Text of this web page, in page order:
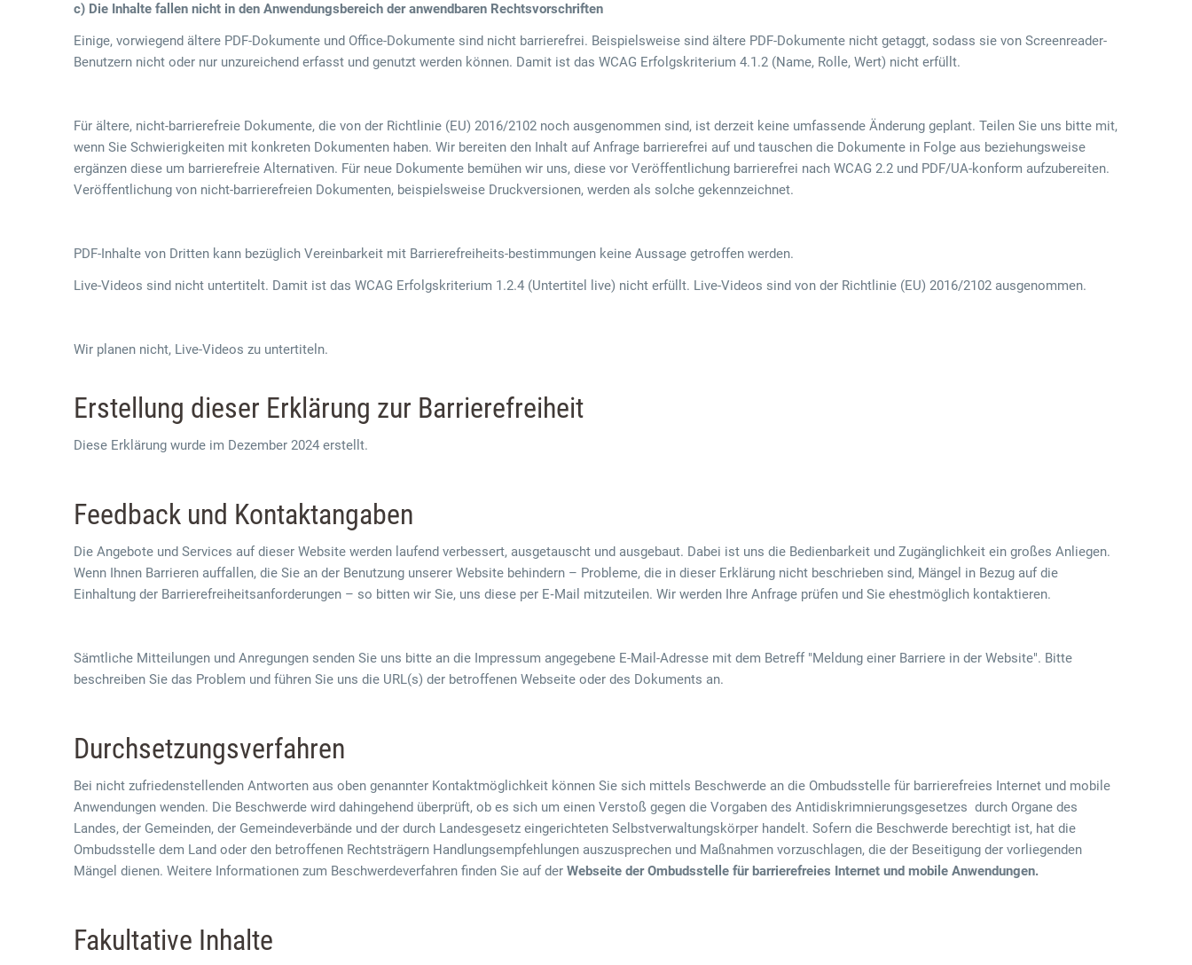
c) Die Inhalte fallen nicht in den Anwendungsbereich der anwendbaren Rechtsvorschriften
Einige, vorwiegend ältere PDF-Dokumente und Office-Dokumente sind nicht barrierefrei. Beispielsweise sind ältere PDF-Dokumente nicht getaggt, sodass sie von Screenreader-
Benutzern nicht oder nur unzureichend erfasst und genutzt werden können. Damit ist das WCAG Erfolgskriterium 4.1.2 (Name, Rolle, Wert) nicht erfüllt.
Für ältere, nicht-barrierefreie Dokumente, die von der Richtlinie (EU) 2016/2102 noch ausgenommen sind, ist derzeit keine umfassende Änderung geplant. Teilen Sie uns bitte mit,
wenn Sie Schwierigkeiten mit konkreten Dokumenten haben. Wir bereiten den Inhalt auf Anfrage barrierefrei auf und tauschen die Dokumente in Folge aus beziehungsweise
ergänzen diese um barrierefreie Alternativen. Für neue Dokumente bemühen wir uns, diese vor Veröffentlichung barrierefrei nach WCAG 2.2 und PDF/UA-konform aufzubereiten.
Veröffentlichung von nicht-barrierefreien Dokumenten, beispielsweise Druckversionen, werden als solche gekennzeichnet.
PDF-Inhalte von Dritten kann bezüglich Vereinbarkeit mit Barrierefreiheits-bestimmungen keine Aussage getroffen werden.
Live-Videos sind nicht untertitelt. Damit ist das WCAG Erfolgskriterium 1.2.4 (Untertitel live) nicht erfüllt. Live-Videos sind von der Richtlinie (EU) 2016/2102 ausgenommen.
Wir planen nicht, Live-Videos zu untertiteln.
Erstellung dieser Erklärung zur Barrierefreiheit
Diese Erklärung wurde im Dezember 2024 erstellt.
Feedback und Kontaktangaben
Die Angebote und Services auf dieser Website werden laufend verbessert, ausgetauscht und ausgebaut. Dabei ist uns die Bedienbarkeit und Zugänglichkeit ein großes Anliegen.
Wenn Ihnen Barrieren auffallen, die Sie an der Benutzung unserer Website behindern – Probleme, die in dieser Erklärung nicht beschrieben sind, Mängel in Bezug auf die
Einhaltung der Barrierefreiheitsanforderungen – so bitten wir Sie, uns diese per E‑Mail mitzuteilen. Wir werden Ihre Anfrage prüfen und Sie ehestmöglich kontaktieren.
Sämtliche Mitteilungen und Anregungen senden Sie uns bitte an die Impressum angegebene E-Mail-Adresse mit dem Betreff "Meldung einer Barriere in der Website". Bitte
beschreiben Sie das Problem und führen Sie uns die URL(s) der betroffenen Webseite oder des Dokuments an.
Durchsetzungsverfahren
Bei nicht zufriedenstellenden Antworten aus oben genannter Kontaktmöglichkeit können Sie sich mittels Beschwerde an die Ombudsstelle für barrierefreies Internet und mobile
Anwendungen wenden. Die Beschwerde wird dahingehend überprüft, ob es sich um einen Verstoß gegen die Vorgaben des Antidiskrimnierungsgesetzes durch Organe des
Landes, der Gemeinden, der Gemeindeverbände und der durch Landesgesetz eingerichteten Selbstverwaltungskörper handelt. Sofern die Beschwerde berechtigt ist, hat die
Ombudsstelle dem Land oder den betroffenen Rechtsträgern Handlungsempfehlungen auszusprechen und Maßnahmen vorzuschlagen, die der Beseitigung der vorliegenden
Mängel dienen. Weitere Informationen zum Beschwerdeverfahren finden Sie auf der Webseite der Ombudsstelle für barrierefreies Internet und mobile Anwendungen.
exter
Fakultative Inhalte